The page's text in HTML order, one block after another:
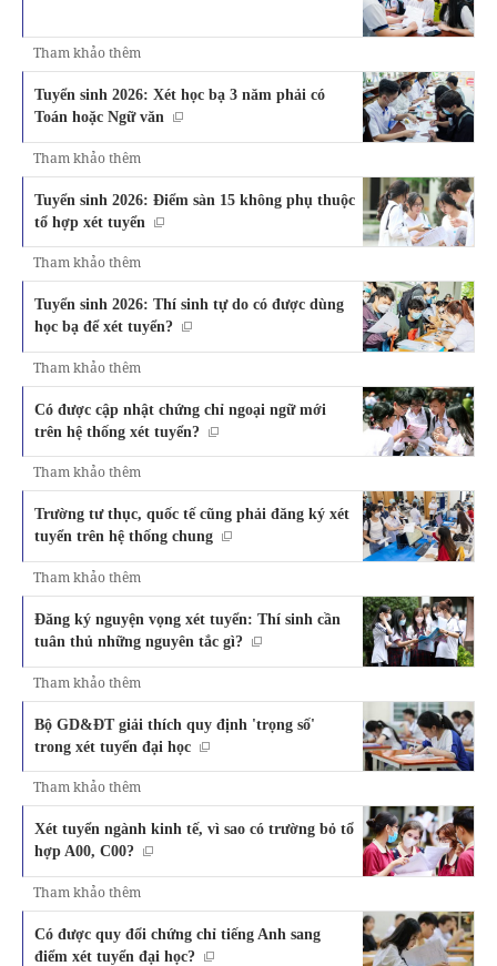
Tham khảo thêm
Tuyển sinh 2026: Xét học bạ 3 năm phải có
Toán hoặc Ngữ văn
Tham khảo thêm
Tuyển sinh 2026: Điểm sàn 15 không phụ thuộc
tổ hợp xét tuyển
Tham khảo thêm
Tuyển sinh 2026: Thí sinh tự do có được dùng
học bạ để xét tuyển?
Tham khảo thêm
Có được cập nhật chứng chỉ ngoại ngữ mới
trên hệ thống xét tuyển?
Tham khảo thêm
Trường tư thục, quốc tế cũng phải đăng ký xét
tuyển trên hệ thống chung
Tham khảo thêm
Đăng ký nguyện vọng xét tuyển: Thí sinh cần
tuân thủ những nguyên tắc gì?
Tham khảo thêm
Bộ GD&ĐT giải thích quy định 'trọng số'
trong xét tuyển đại học
Tham khảo thêm
Xét tuyển ngành kinh tế, vì sao có trường bỏ tổ
hợp A00, C00?
Tham khảo thêm
Có được quy đổi chứng chỉ tiếng Anh sang
điểm xét tuyển đại học?